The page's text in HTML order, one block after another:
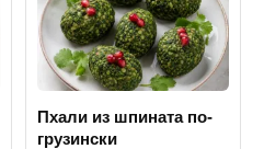
Пхали из шпината по-
грузински